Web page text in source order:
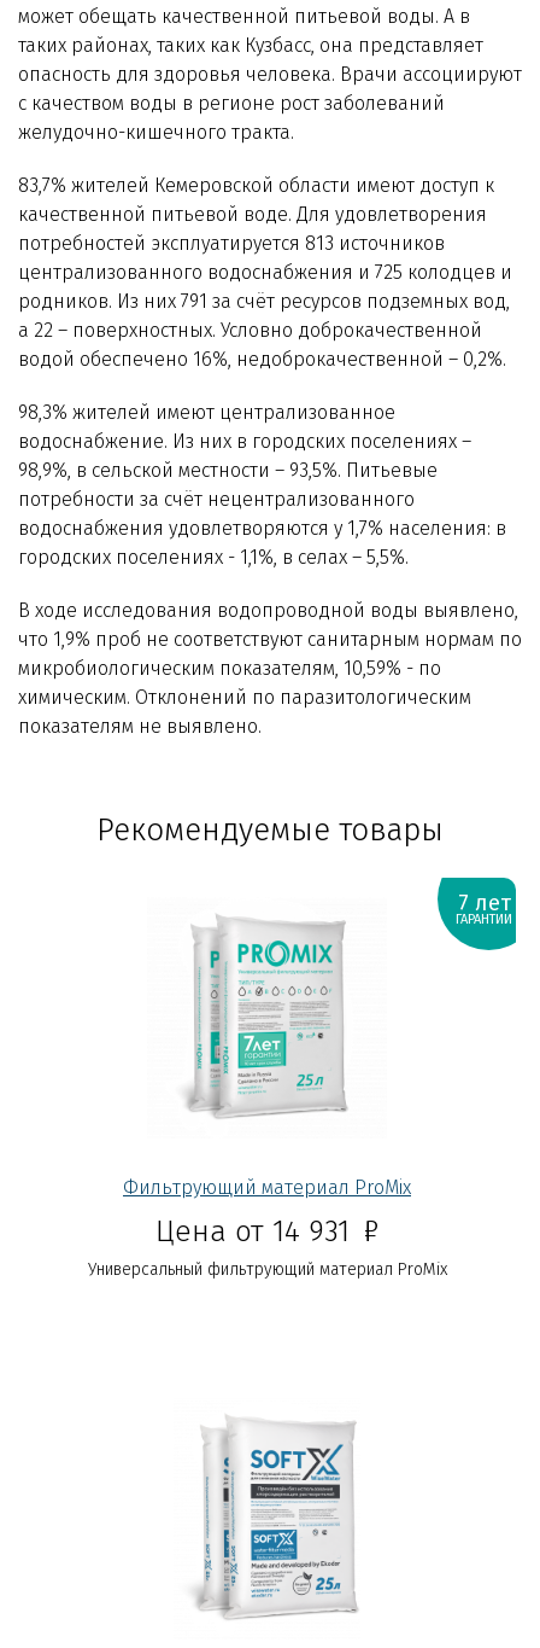
может обещать качественной питьевой воды. А в
таких районах, таких как Кузбасс, она представляет
опасность для здоровья человека. Врачи ассоциируют
с качеством воды в регионе рост заболеваний
желудочно-кишечного тракта.
83,7% жителей Кемеровской области имеют доступ к
качественной питьевой воде. Для удовлетворения
потребностей эксплуатируется 813 источников
централизованного водоснабжения и 725 колодцев и
родников. Из них 791 за счёт ресурсов подземных вод,
а 22 – поверхностных. Условно доброкачественной
водой обеспечено 16%, недоброкачественной – 0,2%.
98,3% жителей имеют централизованное
водоснабжение. Из них в городских поселениях –
98,9%, в сельской местности – 93,5%. Питьевые
потребности за счёт нецентрализованного
водоснабжения удовлетворяются у 1,7% населения: в
городских поселениях - 1,1%, в селах – 5,5%.
В ходе исследования водопроводной воды выявлено,
что 1,9% проб не соответствуют санитарным нормам по
микробиологическим показателям, 10,59% - по
химическим. Отклонений по паразитологическим
показателям не выявлено.
Рекомендуемые товары
7 лет
ГАРАНТИИ
Фильтрующий материал ProMix
Цена от 14 931 Р
Универсальный фильтрующий материал ProMix